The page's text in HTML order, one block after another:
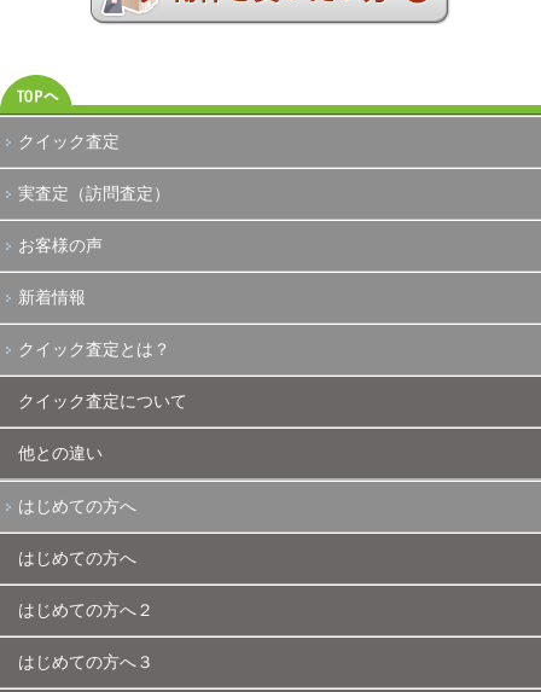
クイック査定
実査定（訪問査定）
お客様の声
新着情報
クイック査定とは？
クイック査定について
他との違い
はじめての方へ
はじめての方へ
はじめての方へ２
はじめての方へ３